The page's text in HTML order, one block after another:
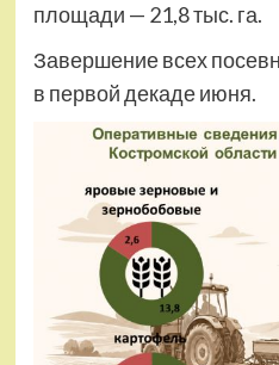
площади — 21,8 тыс. га.
Завершение всех
в первой декаде июня.